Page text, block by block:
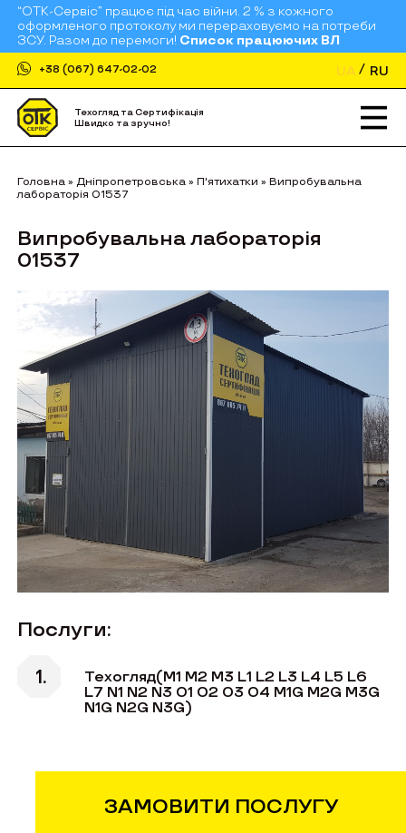
“ОТК-Сервіс” працює під час війни. 2 % з кожного
оформленого протоколу ми перераховуємо на потреби
ЗСУ. Разом до перемоги! Список працюючих ВЛ
+38 (067) 647-02-02 UA RU
Техогляд та Сертифікація
Швидко та зручно!
Головна »Дніпропетровська »П'ятихатки »Випробувальна
лабораторія 01537
Випробувальна лабораторія
01537
Послуги:
Техогляд(M1 М2 М3 L1 L2 L3 L4 L5 L6
L7 N1 N2 N3 O1 O2 O3 O4 M1G M2G M3G
N1G N2G N3G)
ЗАМОВИТИ ПОСЛУГУ